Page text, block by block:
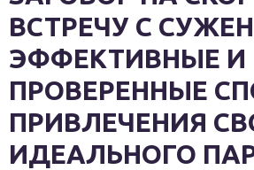
ВСТРЕЧУ С
ЭФФЕКТИВНЫЕ И
ПРОВЕРЕННЫЕ
ПРИВЛЕЧЕНИЯ
ИДЕАЛЬНОГО